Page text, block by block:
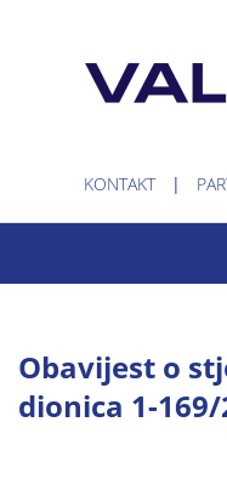
KONTAKT
Obavijest o
dionica 1-169/